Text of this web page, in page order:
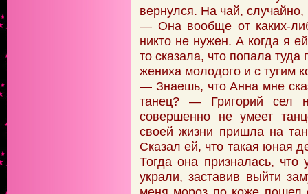
вернулся. На чай,
— Она вообще от каких-
никто не нужен. А когда я
то сказала, что попала
жениха молодого и с тугим
— Знаешь, что Анна мне
танец? — Григорий сел
совершенно не умеет
своей жизни пришла на
Сказал ей, что такая юная
Тогда она призналась,
украли, заставив выйти